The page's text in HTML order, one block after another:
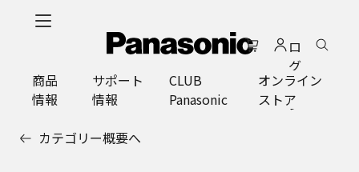
ロ
グ
イ
ン
商品
情報
サポート
情報
CLUB
Panasonic
オンライン
ストア
カテゴリー概要へ